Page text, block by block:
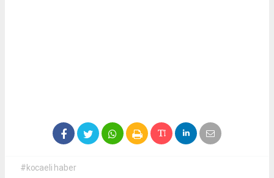
#kocaeli haber